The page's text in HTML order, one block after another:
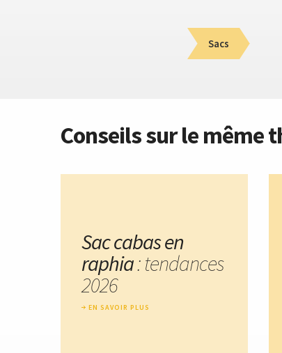
Sacs
Conseils sur le même
Sac cabas en
raphia: tendances
2026
EN SAVOIR PLUS